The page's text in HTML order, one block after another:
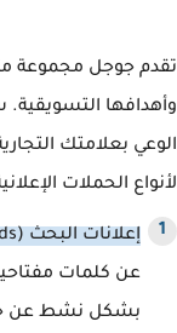
تقدم جوجل مجموعة
وأهدافها التسويقية.
الوعي بعلامتك
لأنواع الحملات
إعلانات البحث (Search Ads)
عن كلمات
بشكل نشط عن